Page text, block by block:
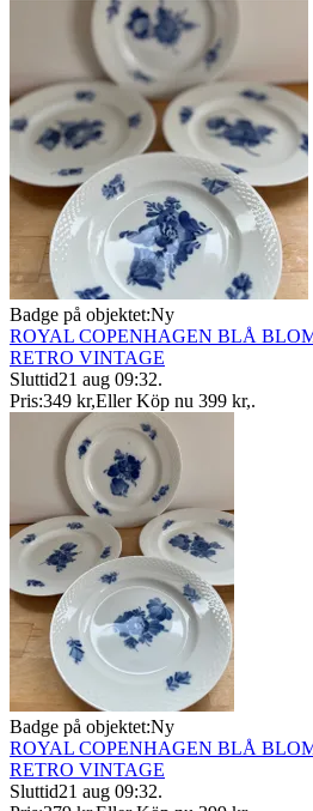
Badge på objektet:Ny
ROYAL COPENHAGEN BLÅ
RETRO VINTAGE
Sluttid21 aug 09:32.
Pris:349 kr,Eller Köp nu 399 kr,.
Badge på objektet:Ny
ROYAL COPENHAGEN BLÅ
RETRO VINTAGE
Sluttid21 aug 09:32.